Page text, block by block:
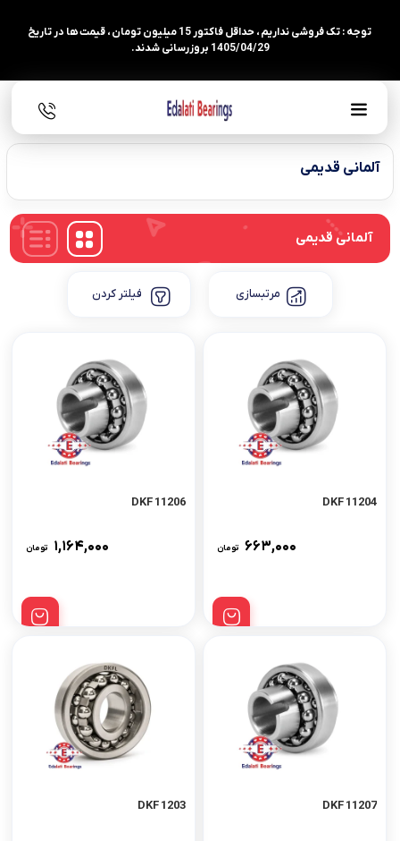
توجه : تک فروشی نداریم ، حداقل فاکتور 15 میلیون تومان ، قیمت ها در تاریخ
1405/04/29 بروزرسانی شدند.
آلمانی قدیمی
آلمانی قدیمی
مرتبسازی فیلتر کردن
11204 DKF
۶۶۳,۰۰۰ تومان
11206 DKF
۱,۱۶۴,۰۰۰ تومان
11207 DKF
1203 DKF